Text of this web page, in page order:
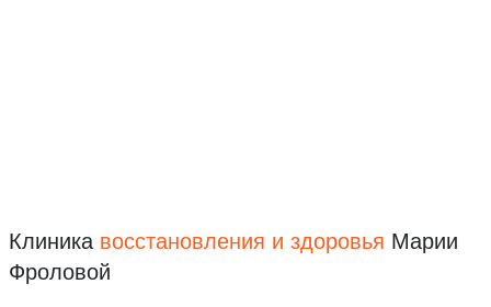
Клиника восстановления и здоровья Марии
Фроловой